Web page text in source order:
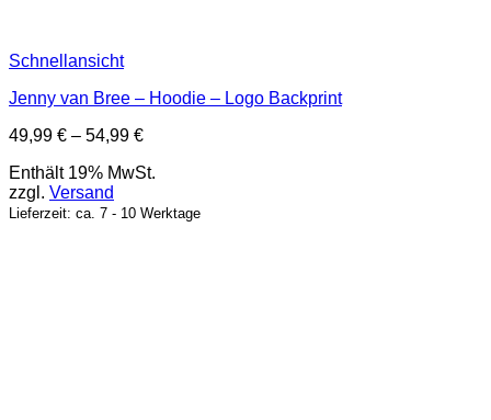
Schnellansicht
Jenny van Bree – Hoodie – Logo Backprint
49,99 € – 54,99 €Preisspanne:
bis
Enthält 19% MwSt.
zzgl. Versand
Lieferzeit: ca. 7 - 10 Werktage